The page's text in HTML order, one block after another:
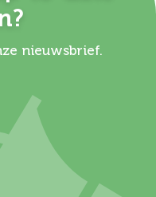
nieuwsbrief.